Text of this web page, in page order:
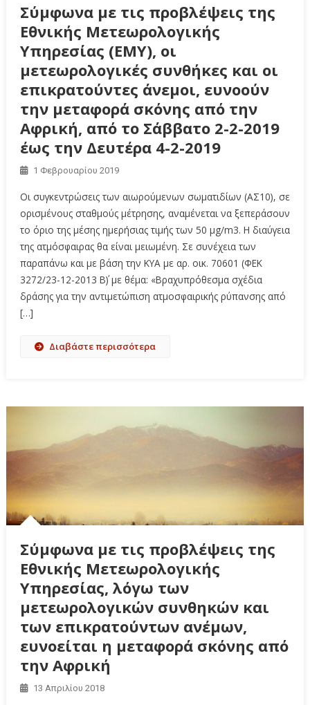
Σύμφωνα με τις προβλέψεις της
Εθνικής Μετεωρολογικής
Υπηρεσίας (ΕΜΥ), οι
μετεωρολογικές συνθήκες και οι
επικρατούντες άνεμοι, ευνοούν
την μεταφορά σκόνης από την
Αφρική, από το Σάββατο 2-2-2019
έως την Δευτέρα 4-2-2019
1 Φεβρουαρίου 2019
Οι συγκεντρώσεις των αιωρούμενων σωματιδίων (ΑΣ10), σε
ορισμένους σταθμούς μέτρησης, αναμένεται να ξεπεράσουν
το όριο της μέσης ημερήσιας τιμής των 50 μg/m3. Η διαύγεια
της ατμόσφαιρας θα είναι μειωμένη. Σε συνέχεια των
παραπάνω και με βάση την ΚΥΑ με αρ. οικ. 70601 (ΦΕΚ
3272/23-12-2013 Β΄) με θέμα: «Βραχυπρόθεσμα σχέδια
δράσης για την αντιμετώπιση ατμοσφαιρικής ρύπανσης από
[…]
Διαβάστε περισσότερα
Σύμφωνα με τις προβλέψεις της
Εθνικής Μετεωρολογικής
Υπηρεσίας, λόγω των
μετεωρολογικών συνθηκών και
των επικρατούντων ανέμων,
ευνοείται η μεταφορά σκόνης από
την Αφρική
13 Απριλίου 2018